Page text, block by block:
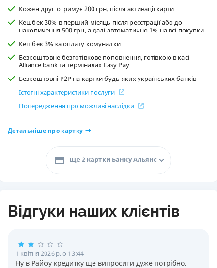
Кожен друг отримує 200 грн. після активації карти
Кешбек 30% в перший місяць після реєстрації або до
накопичення 500 грн, а далі автоматично 1% на всі покупки
Кешбек 3% за оплату комуналки
Безкоштовне безготівкове поповнення, готівкою в касі
Alliance bank та терміналах Easy Pay
Безкоштовні P2P на картки будь-яких українських банків
Істотні характеристики послуги
Попередження про можливі наслідки
Детальніше про картку
Ще 2 картки Банку Альянс
Відгуки наших клієнтів
1 квітня 2026 р. о 13:44
Ну в Райфу кредитку ще випросити дуже потрiбно.